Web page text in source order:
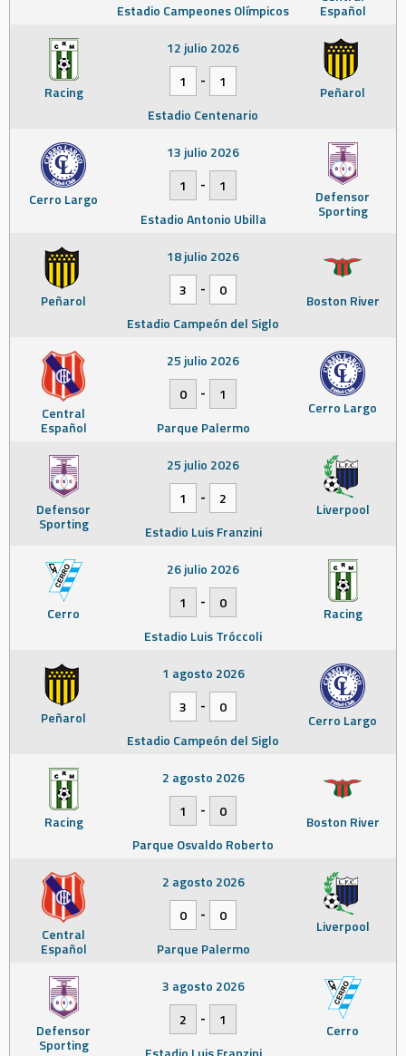
Español
Estadio Campeones Olímpicos
Racing Peñarol
12 julio 2026
1
-
1
Estadio Centenario
Cerro Largo Defensor
Sporting
13 julio 2026
1
-
1
Estadio Antonio Ubilla
Peñarol Boston River
18 julio 2026
3
-
0
Estadio Campeón del Siglo
Central
Español
Cerro Largo
25 julio 2026
0
-
1
Parque Palermo
Defensor
Sporting
Liverpool
25 julio 2026
1
-
2
Estadio Luis Franzini
Cerro Racing
26 julio 2026
1
-
0
Estadio Luis Tróccoli
Peñarol Cerro Largo
1 agosto 2026
3
-
0
Estadio Campeón del Siglo
Racing Boston River
2 agosto 2026
1
-
0
Parque Osvaldo Roberto
Central
Español
Liverpool
2 agosto 2026
0
-
0
Parque Palermo
Defensor
Sporting
Cerro
3 agosto 2026
2
-
1